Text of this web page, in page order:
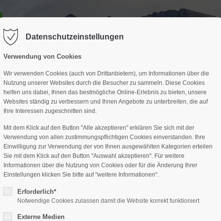
"offcanvas-col2" existiert leider
Der Eintrag "offcanvas-col3"
nicht.
Datenschutzeinstellungen
Verwendung von Cookies
Wir verwenden Cookies (auch von Drittanbietern), um Informationen über die
Nutzung unserer Websites durch die Besucher zu sammeln. Diese Cookies
helfen uns dabei, Ihnen das bestmögliche Online-Erlebnis zu bieten, unsere
Websites ständig zu verbessern und Ihnen Angebote zu unterbreiten, die auf
Ihre Interessen zugeschnitten sind.
Mit dem Klick auf den Button "Alle akzeptieren" erklären Sie sich mit der
Verwendung von allen zustimmungspflichtigen Cookies einverstanden. Ihre
Einwilligung zur Verwendung der von Ihnen ausgewählten Kategorien erteilen
Sie mit dem Klick auf den Button "Auswahl akzeptieren". Für weitere
Informationen über die Nutzung von Cookies oder für die Änderung Ihrer
Einstellungen klicken Sie bitte auf "weitere Informationen".
Erforderlich*
Notwendige Cookies zulassen damit die Website korrekt funktioniert
Externe Medien